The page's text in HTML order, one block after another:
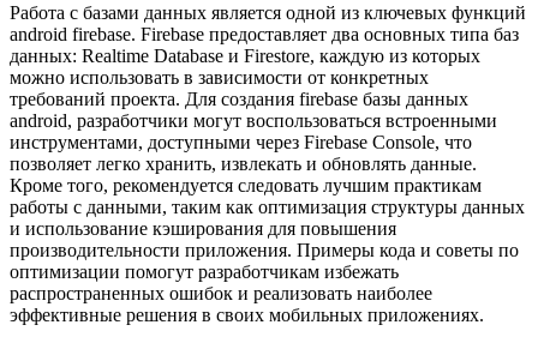
Работа с базами данных является одной из ключевых функций
android firebase. Firebase предоставляет два основных типа баз
данных: Realtime Database и Firestore, каждую из которых
можно использовать в зависимости от конкретных
требований проекта. Для создания firebase базы данных
android, разработчики могут воспользоваться встроенными
инструментами, доступными через Firebase Console, что
позволяет легко хранить, извлекать и обновлять данные.
Кроме того, рекомендуется следовать лучшим практикам
работы с данными, таким как оптимизация структуры данных
и использование кэширования для повышения
производительности приложения. Примеры кода и советы по
оптимизации помогут разработчикам избежать
распространенных ошибок и реализовать наиболее
эффективные решения в своих мобильных приложениях.